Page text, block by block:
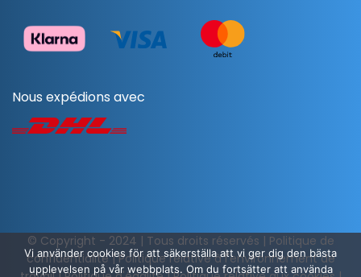
Nous expédions avec
© Copyright - 2024 | Tous droits réservés | Politique de
confidentialité|Politique relative à l'environnement de
Vi använder cookies för att säkerställa att vi ger dig den bästa
upplevelsen på vår webbplats. Om du fortsätter att använda